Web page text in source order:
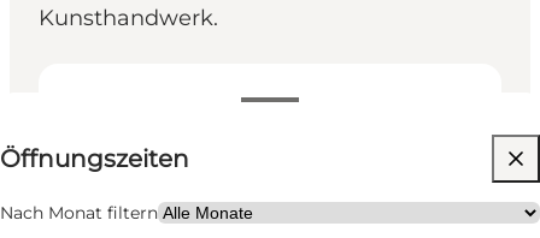
Kunsthandwerk.
Öffnungszeiten anzeigen
Öffnungszeiten
Nach Monat filtern
Website besuchen
Kinder, Freunde, Mir selbst, Mein Partner